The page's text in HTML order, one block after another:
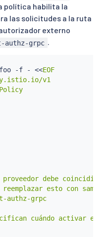
política habilita la
las solicitudes a la ruta
externo
authz-grpc .
-f - <<EOF
v1
debe coincidir
esto con
authz-grpc
cuándo activar el